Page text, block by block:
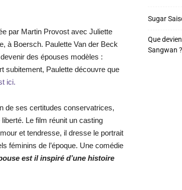
par Martin Provost avec Juliette
à Boersch. Paulette Van der Beck
des épouses modèles :
subitement, Paulette découvre que
ici.
de ses certitudes conservatrices,
Le film réunit un casting
et tendresse, il dresse le portrait
féminins de l’époque. Une comédie
est il inspiré d’une histoire
Sugar
Que
Sangwan ?